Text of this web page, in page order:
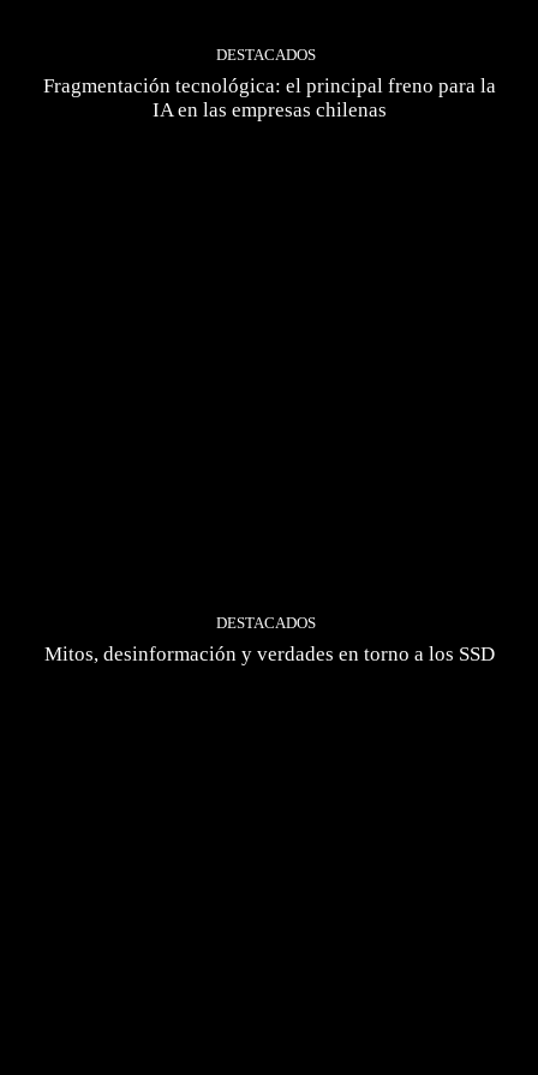
DESTACADOS
Fragmentación tecnológica: el principal freno para la
IA en las empresas chilenas
DESTACADOS
Mitos, desinformación y verdades en torno a los SSD